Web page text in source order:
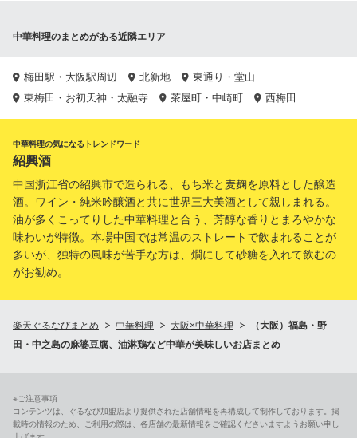
中華料理のまとめがある近隣エリア
梅田駅・大阪駅周辺 北新地
東通り・堂山
東梅田・お初天神・太融寺
茶屋町・中崎町 西梅田
中華料理の気になるトレンドワード
紹興酒
中国浙江省の紹興市で造られる、もち米と麦麹を原料とした醸造
酒。ワイン・純米吟醸酒と共に世界三大美酒として親しまれる。
油が多くこってりした中華料理と合う、芳醇な香りとまろやかな
味わいが特徴。本場中国では常温のストレートで飲まれることが
多いが、独特の風味が苦手な方は、燗にして砂糖を入れて飲むの
がお勧め。
楽天ぐるなびまとめ 中華料理 大阪×中華料理
（大阪）福島・野
田・中之島の麻婆豆腐、油淋鶏など中華が美味しいお店まとめ
※ご注意事項
コンテンツは、ぐるなび加盟店より提供された店舗情報を再構成して制作しております。掲
載時の情報のため、ご利用の際は、各店舗の最新情報をご確認くださいますようお願い申し